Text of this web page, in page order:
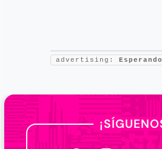
advertising: